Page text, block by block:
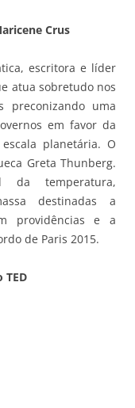
Crus
escritora e líder
atua sobretudo nos
preconizando uma
em favor da
planetária. O
Greta Thunberg.
da temperatura,
destinadas a
providências e a
de Paris 2015.
TED